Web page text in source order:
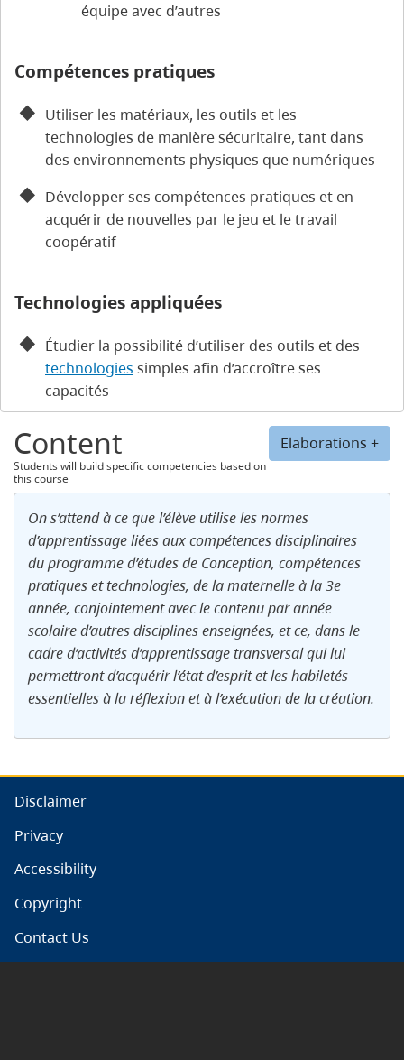
Elaborations +
Content
Students will build specific competencies based on
this course
On s’attend à ce que l’élève utilise les normes
d’apprentissage liées aux compétences disciplinaires
du programme d’études de Conception, compétences
pratiques et technologies, de la maternelle à la 3e
année, conjointement avec le contenu par année
scolaire d’autres disciplines enseignées, et ce, dans le
cadre d’activités d’apprentissage transversal qui lui
permettront d’acquérir l’état d’esprit et les habiletés
essentielles à la réflexion et à l’exécution de la création.
équipe avec d’autres
Compétences pratiques
Utiliser les matériaux, les outils et les
technologies de manière sécuritaire, tant dans
des environnements physiques que numériques
Développer ses compétences pratiques et en
acquérir de nouvelles par le jeu et le travail
coopératif
Technologies appliquées
Étudier la possibilité d’utiliser des outils et des
technologies simples afin d’accroître ses
capacités
Disclaimer
Privacy
Accessibility
Copyright
Contact Us